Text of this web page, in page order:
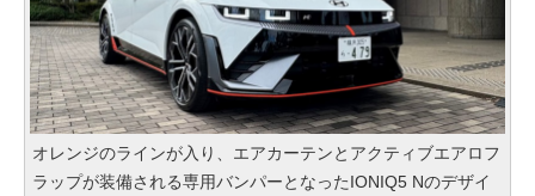
オレンジのラインが入り、エアカーテンとアクティブエアロフ
ラップが装備される専用バンパーとなったIONIQ5 Nのデザイ